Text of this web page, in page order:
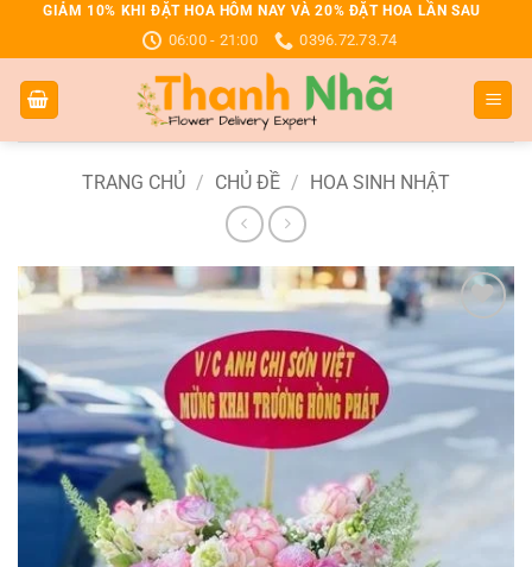
dung
GIẢM 10% KHI ĐẶT HOA HÔM NAY VÀ 20% ĐẶT HOA LẦN SAU
06:00 - 21:00 0396.72.73.74
TRANG CHỦ / CHỦ ĐỀ / HOA SINH NHẬT
wishlist